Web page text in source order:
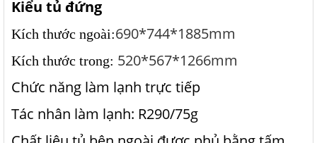
Kiểu tủ đứng
Kích thước ngoài:690*744*1885mm
Kích thước trong: 520*567*1266mm
Chức năng làm lạnh trực tiếp
Tác nhân làm lạnh: R290/75g